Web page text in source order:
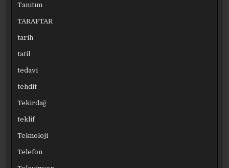
Tanıtım
TARAFTAR
tarih
tatil
tedavi
tehdit
Tekirdağ
teklif
Teknoloji
Telefon